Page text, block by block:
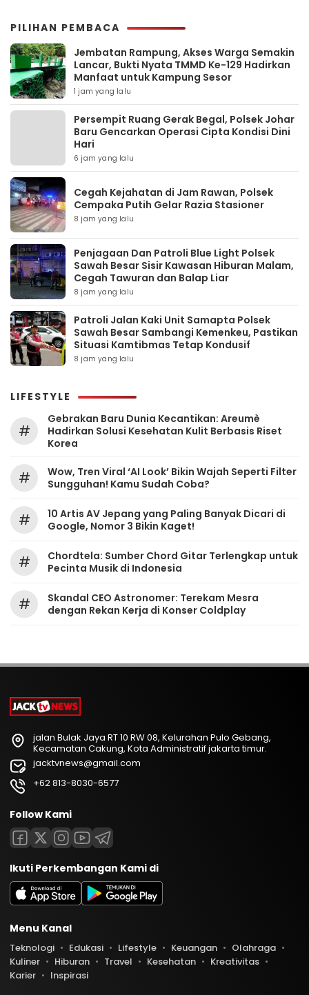
PILIHAN PEMBACA
Jembatan Rampung, Akses Warga Semakin
Lancar, Bukti Nyata TMMD Ke-129 Hadirkan
Manfaat untuk Kampung Sesor
1 jam yang lalu
Persempit Ruang Gerak Begal, Polsek Johar
Baru Gencarkan Operasi Cipta Kondisi Dini
Hari
6 jam yang lalu
Cegah Kejahatan di Jam Rawan, Polsek
Cempaka Putih Gelar Razia Stasioner
8 jam yang lalu
Penjagaan Dan Patroli Blue Light Polsek
Sawah Besar Sisir Kawasan Hiburan Malam,
Cegah Tawuran dan Balap Liar
8 jam yang lalu
Patroli Jalan Kaki Unit Samapta Polsek
Sawah Besar Sambangi Kemenkeu, Pastikan
Situasi Kamtibmas Tetap Kondusif
8 jam yang lalu
LIFESTYLE
#
Gebrakan Baru Dunia Kecantikan: Areumè
Hadirkan Solusi Kesehatan Kulit Berbasis Riset
Korea
#
Wow, Tren Viral ‘AI Look’ Bikin Wajah Seperti Filter
Sungguhan! Kamu Sudah Coba?
#
10 Artis AV Jepang yang Paling Banyak Dicari di
Google, Nomor 3 Bikin Kaget!
#
Chordtela: Sumber Chord Gitar Terlengkap untuk
Pecinta Musik di Indonesia
#
Skandal CEO Astronomer: Terekam Mesra
dengan Rekan Kerja di Konser Coldplay
jalan Bulak Jaya RT 10 RW 08, Kelurahan Pulo Gebang,
Kecamatan Cakung, Kota Administratif jakarta timur.
jacktvnews@gmail.com
+62 813-8030-6577
Follow Kami
Ikuti Perkembangan Kami di
Menu Kanal
Teknologi Edukasi Lifestyle Keuangan
Olahraga
Kuliner
Hiburan Travel Kesehatan
Kreativitas
Karier
Inspirasi